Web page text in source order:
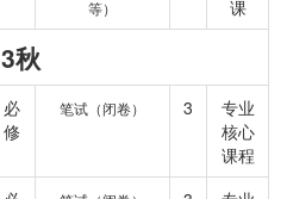
等） 课
3秋
必
修
笔试（闭卷） 3
专业
核心
课程